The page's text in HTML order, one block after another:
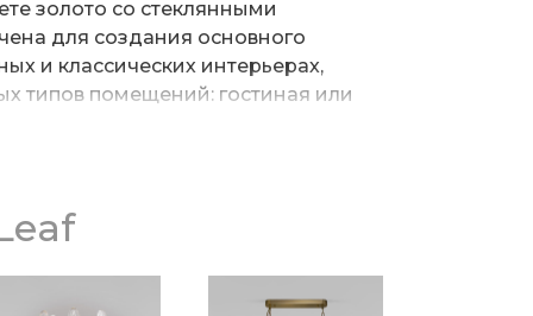
золото со стеклянными
для создания основного
и классических интерьерах,
типов помещений: гостиная или
патронами с цоколем Е14,
декором из стекла. Арматура
вы можете купить подвесную